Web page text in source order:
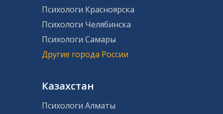
Психологи Красноярска
Психологи Челябинска
Психологи Самары
Другие города России
Казахстан
Психологи Алматы